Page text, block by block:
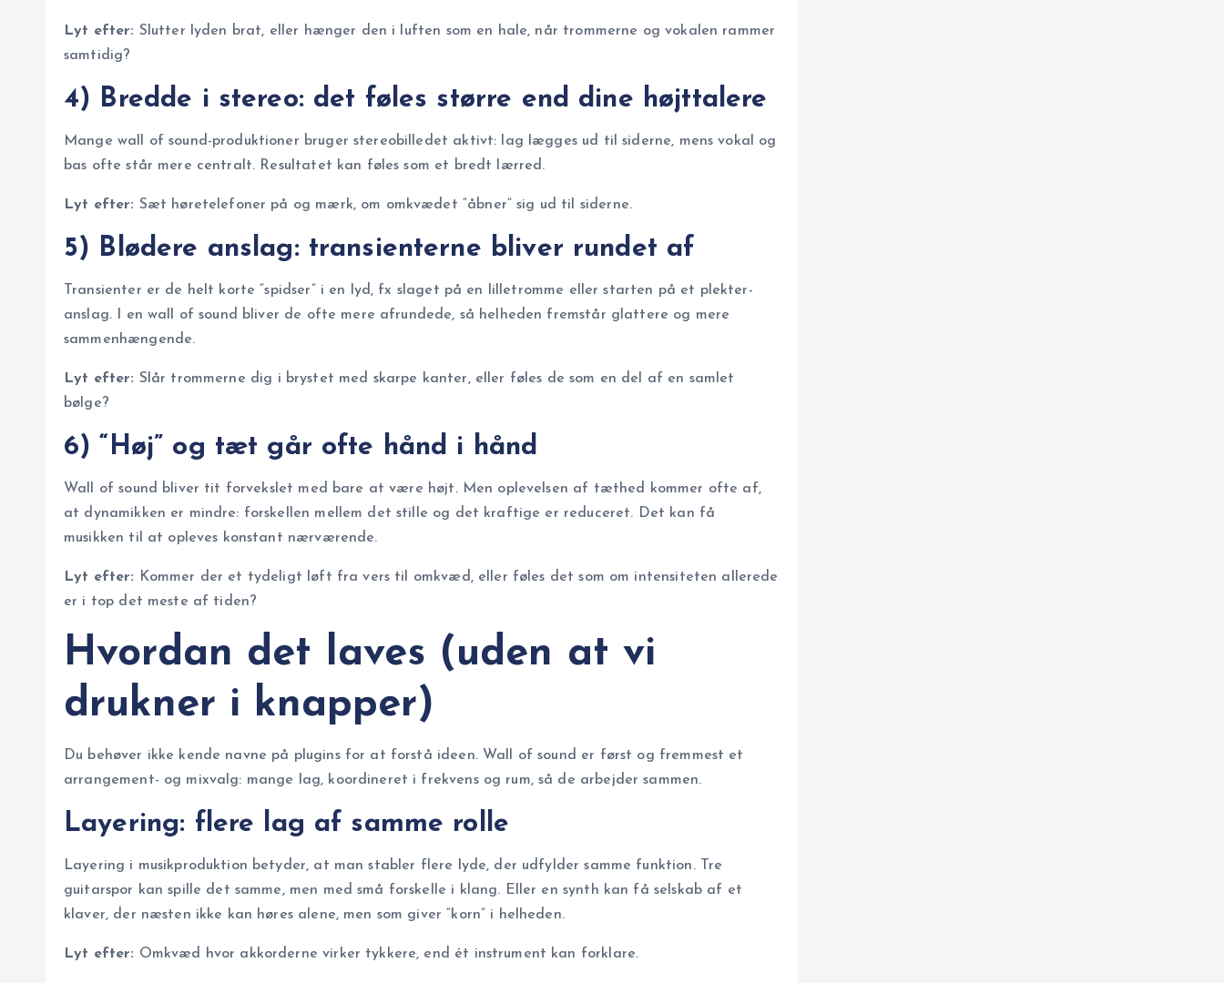
Lyt efter: Slutter lyden brat, eller hænger den i luften som en hale, når trommerne og vokalen rammer
samtidig?
4) Bredde i stereo: det føles større end dine højttalere
Mange wall of sound-produktioner bruger stereobilledet aktivt: lag lægges ud til siderne, mens vokal og
bas ofte står mere centralt. Resultatet kan føles som et bredt lærred.
Lyt efter: Sæt høretelefoner på og mærk, om omkvædet “åbner” sig ud til siderne.
5) Blødere anslag: transienterne bliver rundet af
Transienter er de helt korte “spidser” i en lyd, fx slaget på en lilletromme eller starten på et plekter-
anslag. I en wall of sound bliver de ofte mere afrundede, så helheden fremstår glattere og mere
sammenhængende.
Lyt efter: Slår trommerne dig i brystet med skarpe kanter, eller føles de som en del af en samlet
bølge?
6) “Høj” og tæt går ofte hånd i hånd
Wall of sound bliver tit forvekslet med bare at være højt. Men oplevelsen af tæthed kommer ofte af,
at dynamikken er mindre: forskellen mellem det stille og det kraftige er reduceret. Det kan få
musikken til at opleves konstant nærværende.
Lyt efter: Kommer der et tydeligt løft fra vers til omkvæd, eller føles det som om intensiteten allerede
er i top det meste af tiden?
Hvordan det laves (uden at vi
drukner i knapper)
Du behøver ikke kende navne på plugins for at forstå ideen. Wall of sound er først og fremmest et
arrangement- og mixvalg: mange lag, koordineret i frekvens og rum, så de arbejder sammen.
Layering: flere lag af samme rolle
Layering i musikproduktion betyder, at man stabler flere lyde, der udfylder samme funktion. Tre
guitarspor kan spille det samme, men med små forskelle i klang. Eller en synth kan få selskab af et
klaver, der næsten ikke kan høres alene, men som giver “korn” i helheden.
Lyt efter: Omkvæd hvor akkorderne virker tykkere, end ét instrument kan forklare.